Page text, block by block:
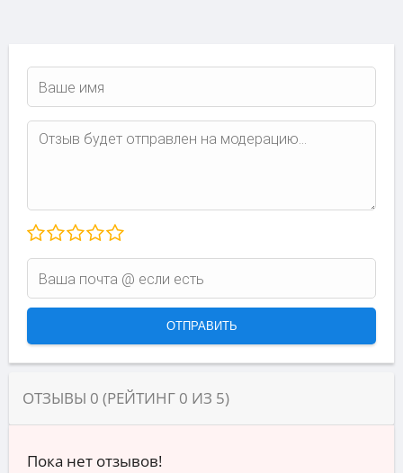
ОТЗЫВЫ 0 (РЕЙТИНГ 0 ИЗ 5)
Пока нет отзывов!